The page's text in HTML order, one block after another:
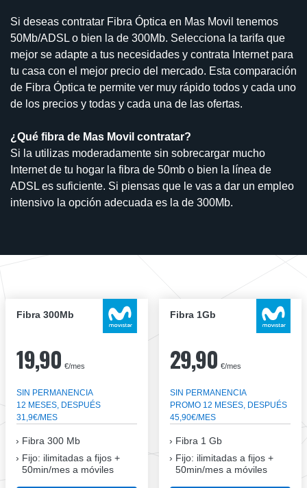
Si deseas contratar Fibra Óptica en Mas Movil tenemos
50Mb/ADSL o bien la de 300Mb. Selecciona la tarifa que
mejor se adapte a tus necesidades y contrata Internet para
tu casa con el mejor precio del mercado. Esta comparación
de Fibra Óptica te permite ver muy rápido todos y cada uno
de los precios y todas y cada una de las ofertas.
¿Qué fibra de Mas Movil contratar?
Si la utilizas moderadamente sin sobrecargar mucho
Internet de tu hogar la fibra de 50mb o bien la línea de
ADSL es suficiente. Si piensas que le vas a dar un empleo
intensivo la opción adecuada es la de 300Mb.
Fibra 300Mb
19,90 €/mes
SIN PERMANENCIA
12 MESES, DESPUÉS
31,9€/MES
Fibra 300 Mb
Fijo: ilimitadas a fijos +
50min/mes a móviles
Fibra 1Gb
29,90 €/mes
SIN PERMANENCIA
PROMO 12 MESES, DESPUÉS
45,90€/MES
Fibra 1 Gb
Fijo: ilimitadas a fijos +
50min/mes a móviles